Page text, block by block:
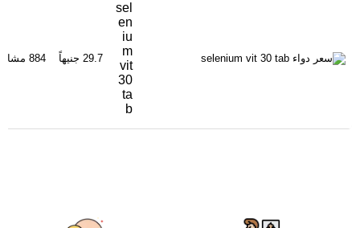
sel
en
iu
m
vit
30
ta
b
29.7 جنيهاً 884 مشاهدة